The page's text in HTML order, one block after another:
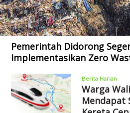
Pemerintah Didorong
Implementasikan Zero
Berita Harian
Warga
Mendapat